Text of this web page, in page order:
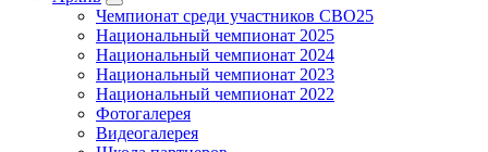
Чемпионат среди участников СВО25
Национальный чемпионат 2025
Национальный чемпионат 2024
Национальный чемпионат 2023
Национальный чемпионат 2022
Фотогалерея
Видеогалерея